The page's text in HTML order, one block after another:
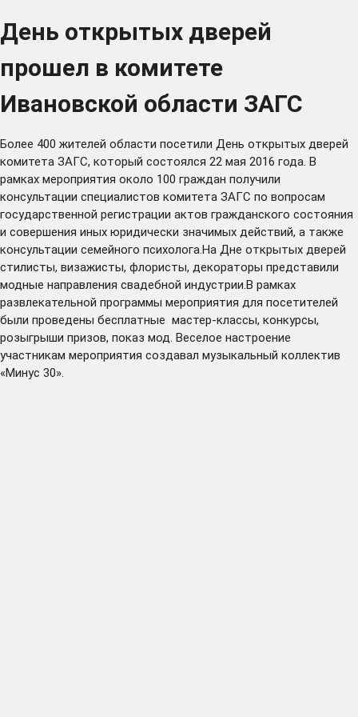
День открытых дверей
прошел в комитете
Ивановской области ЗАГС
Более 400 жителей области посетили День открытых дверей
комитета ЗАГС, который состоялся 22 мая 2016 года. В
рамках мероприятия около 100 граждан получили
консультации специалистов комитета ЗАГС по вопросам
государственной регистрации актов гражданского состояния
и совершения иных юридически значимых действий, а также
консультации семейного психолога.На Дне открытых дверей
стилисты, визажисты, флористы, декораторы представили
модные направления свадебной индустрии.В рамках
развлекательной программы мероприятия для посетителей
были проведены бесплатные мастер-классы, конкурсы,
розыгрыши призов, показ мод. Веселое настроение
участникам мероприятия создавал музыкальный коллектив
«Минус 30».